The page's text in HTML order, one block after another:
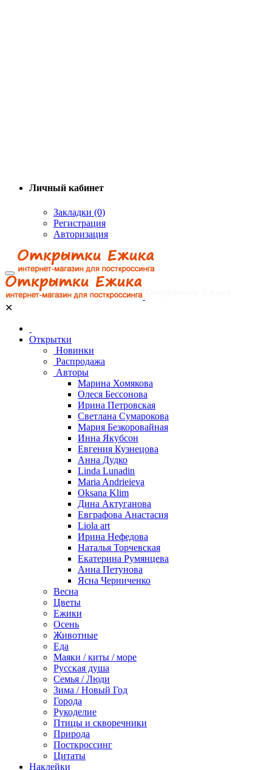
Личный кабинет
Закладки (0)
Регистрация
Авторизация
✕
Открытки
Новинки
Распродажа
Авторы
Марина Хомякова
Олеся Бессонова
Ирина Петровская
Светлана Сумарокова
Мария Безкоровайная
Инна Якубсон
Евгения Кузнецова
Анна Дудко
Linda Lunadin
Maria Andrieieva
Oksana Klim
Дина Актуганова
Евграфова Анастасия
Liola art
Ирина Нефедова
Наталья Торчевская
Екатерина Румянцева
Анна Петунова
Ясна Черниченко
Весна
Цветы
Ежики
Осень
Животные
Еда
Маяки / киты / море
Русская душа
Семья / Люди
Зима / Новый Год
Города
Рукоделие
Птицы и скворечники
Природа
Посткроссинг
Цитаты
Наклейки